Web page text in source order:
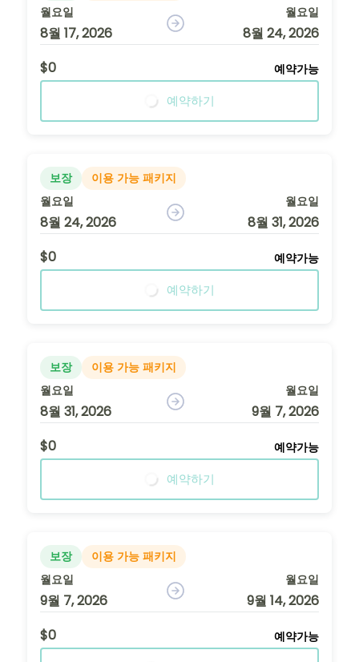
월요일
8월 17, 2026
월요일
8월 24, 2026
$0
예약가능
예약하기
보장
이용 가능 패키지
월요일
8월 24, 2026
월요일
8월 31, 2026
$0
예약가능
예약하기
보장
이용 가능 패키지
월요일
8월 31, 2026
월요일
9월 7, 2026
$0
예약가능
예약하기
보장
이용 가능 패키지
월요일
9월 7, 2026
월요일
9월 14, 2026
$0
예약가능